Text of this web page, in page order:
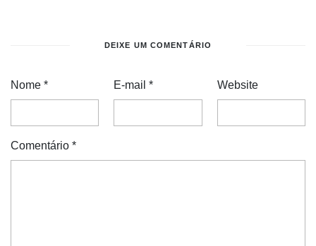
DEIXE UM COMENTÁRIO
Nome * E-mail* Website
Comentário *